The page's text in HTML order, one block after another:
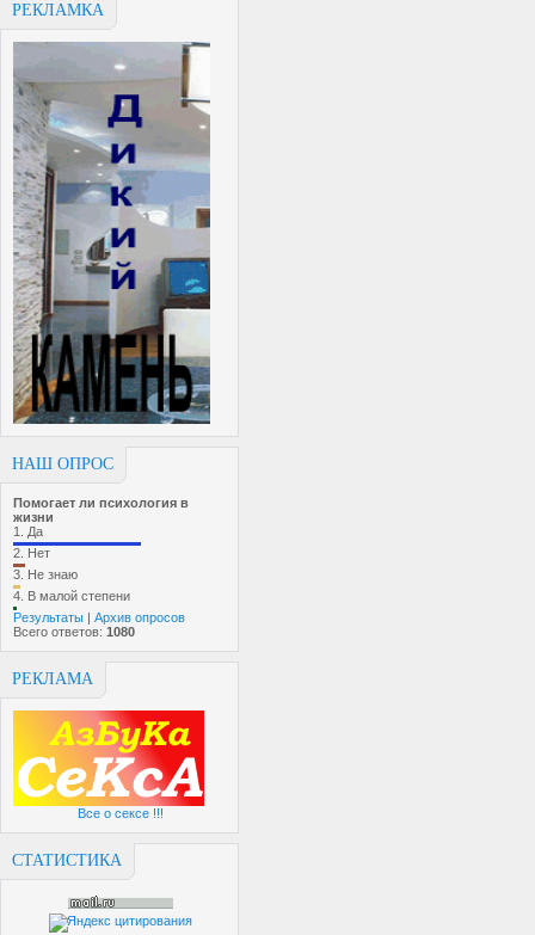
РЕКЛАМКА
НАШ ОПРОС
Помогает ли психология в
жизни
1. Да
2. Нет
3. Не знаю
4. В малой степени
Результаты | Архив опросов
Всего ответов: 1080
РЕКЛАМА
Все о сексе !!!
СТАТИСТИКА